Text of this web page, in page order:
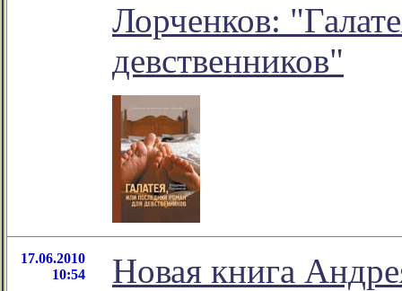
Лорченков:
девственников"
17.06.2010
10:54
Новая книга